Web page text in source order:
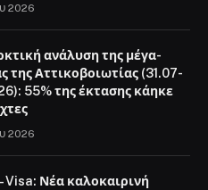
2026
ανάλυση της μέγα-
της Αττικοβοιωτίας (31.07-
55% της έκτασης κάηκε
2026
Visa: Νέα καλοκαιρινή